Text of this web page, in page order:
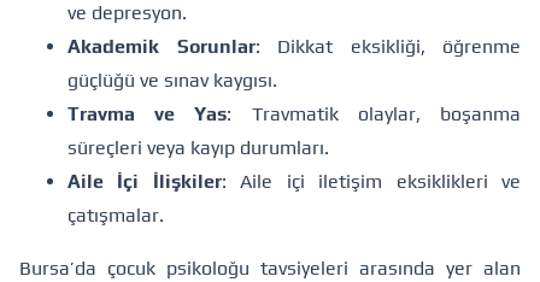
ve depresyon.
Akademik Sorunlar: Dikkat eksikliği, öğrenme
güçlüğü ve sınav kaygısı.
Travma ve Yas: Travmatik olaylar, boşanma
süreçleri veya kayıp durumları.
Aile İçi İlişkiler: Aile içi iletişim eksiklikleri ve
çatışmalar.
Bursa’da çocuk psikoloğu tavsiyeleri arasında yer alan